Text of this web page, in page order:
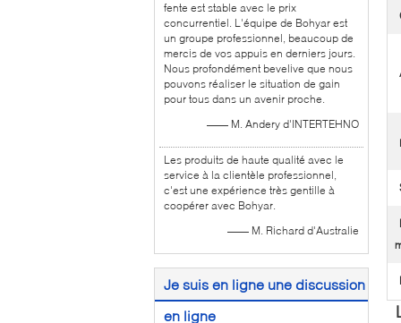
fente est stable avec le prix
concurrentiel. L'équipe de Bohyar est
un groupe professionnel, beaucoup de
mercis de vos appuis en derniers jours.
Nous profondément bevelive que nous
pouvons réaliser le situation de gain
pour tous dans un avenir proche.
—— M. Andery d'INTERTEHNO
Les produits de haute qualité avec le
service à la clientèle professionnel,
c'est une expérience très gentille à
coopérer avec Bohyar.
—— M. Richard d'Australie
Je suis en ligne une discussion
en ligne